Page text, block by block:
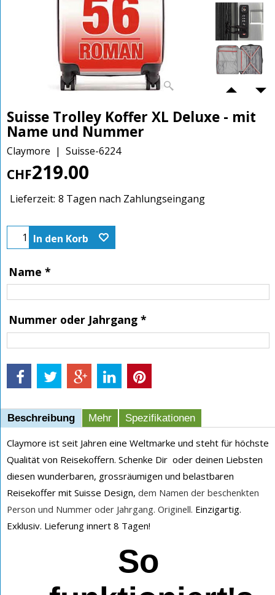
Suisse Trolley Koffer XL Deluxe - mit
Name und Nummer
Claymore Suisse-6224
CHF219.00
Lieferzeit: 8 Tagen nach Zahlungseingang
In den Korb
Name *
Nummer oder Jahrgang *
Beschreibung Mehr Spezifikationen
Claymore ist seit Jahren eine Weltmarke und steht für höchste
Qualität von Reisekoffern. Schenke Dir oder deinen Liebsten
diesen wunderbaren, grossräumigen und belastbaren
Reisekoffer mit Suisse Design, dem Namen der beschenkten
Person und Nummer oder Jahrgang. Originell. Einzigartig.
Exklusiv. Lieferung innert 8 Tagen!
So